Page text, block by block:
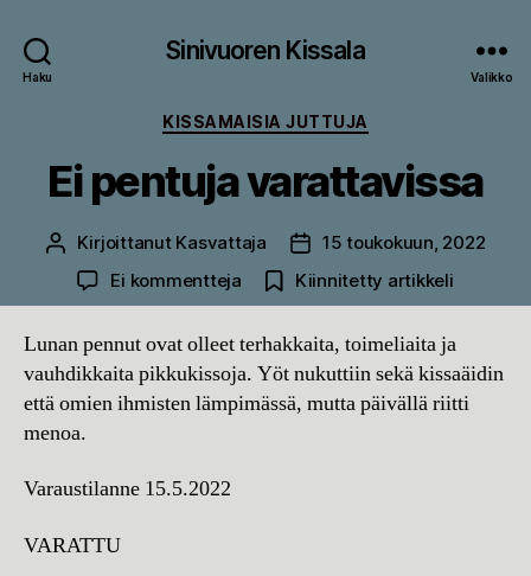
Haku
Sinivuoren Kissala
Valikko
Kategoriat
KISSAMAISIA JUTTUJA
Ei pentuja varattavissa
Kirjoittaja
Kirjoittanut Kasvattaja Julkaisupäivämäärä
15 toukokuun, 2022
Ei kommenttejaartikkeliin
Ei
varattavissa
Kiinnitetty artikkeli
Lunan pennut ovat olleet terhakkaita, toimeliaita ja
vauhdikkaita pikkukissoja. Yöt nukuttiin sekä kissaäidin
että omien ihmisten lämpimässä, mutta päivällä riitti
menoa.
Varaustilanne 15.5.2022
VARATTU